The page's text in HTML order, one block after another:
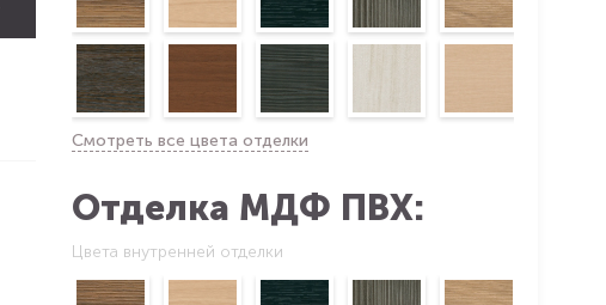
Смотреть все цвета отделки
Отделка МДФ ПВХ:
Цвета внутренней отделки